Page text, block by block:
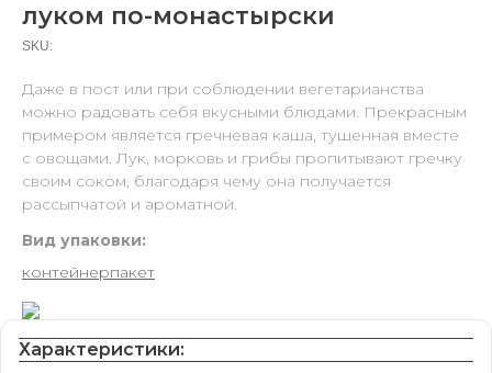
луком по-монастырски
SKU:
Даже в пост или при соблюдении вегетарианства
можно радовать себя вкусными блюдами. Прекрасным
примером является гречневая каша, тушенная вместе
с овощами. Лук, морковь и грибы пропитывают гречку
своим соком, благодаря чему она получается
рассыпчатой и ароматной.
Вид упаковки:
контейнерпакет
Характеристики: